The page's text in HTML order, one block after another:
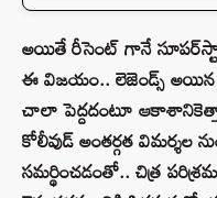
అయితే రీసెంట్ గానే
ఈ విజయం.. లెజెండ్స్ అయిన
చాలా పెద్దదంటూ
కోలీవుడ్ అంతర్గత విమర్శల
సమర్థించడంతో.. చిత్ర